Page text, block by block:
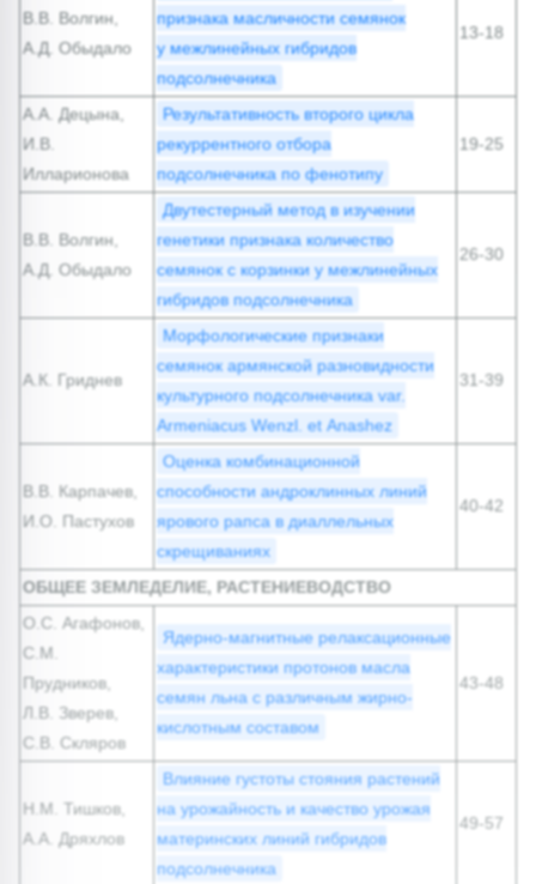
В.В. Волгин,
А.Д. Обыдало
признака масличности семянок
у межлинейных гибридов
подсолнечника
13-18
А.А. Децына,
И.В.
Илларионова
Результативность второго цикла
рекуррентного отбора
подсолнечника по фенотипу
19-25
В.В. Волгин,
А.Д. Обыдало
Двутестерный метод в изучении
генетики признака количество
семянок с корзинки у межлинейных
гибридов подсолнечника
26-30
А.К. Гриднев
Морфологические признаки
семянок армянской разновидности
культурного подсолнечника var.
Armeniacus Wenzl. et Anashez
31-39
В.В. Карпачев,
И.О. Пастухов
Оценка комбинационной
способности андроклинных линий
ярового рапса в диаллельных
скрещиваниях
40-42
ОБЩЕЕ ЗЕМЛЕДЕЛИЕ, РАСТЕНИЕВОДСТВО
О.С. Агафонов,
С.М.
Прудников,
Л.В. Зверев,
С.В. Скляров
Ядерно-магнитные релаксационные
характеристики протонов масла
семян льна с различным жирно-
кислотным составом
43-48
Н.М. Тишков,
А.А. Дряхлов
Влияние густоты стояния растений
на урожайность и качество урожая
материнских линий гибридов
подсолнечника
49-57